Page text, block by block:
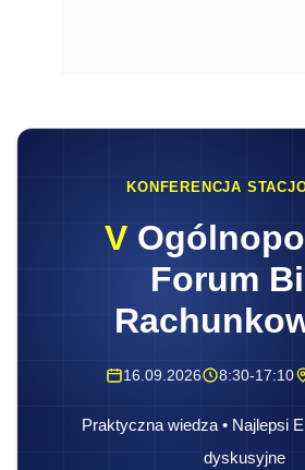
KONFERENCJA
V
Forum
16.09.2026 8:30-17:10
Praktyczna wiedza • Najlepsi
dyskusyjne